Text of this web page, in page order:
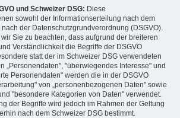
und Schweizer DSG: Diese
sowohl der Informationserteilung nach dem
der Datenschutzgrundverordnung (DSGVO).
Sie zu beachten, dass aufgrund der breiteren
Verständlichkeit die Begriffe der DSGVO
statt der im Schweizer DSG verwendeten
„Personendaten", "überwiegendes Interesse" und
Personendaten" werden die in der DSGVO
von „personenbezogenen Daten" sowie
"besondere Kategorien von Daten" verwendet.
der Begriffe wird jedoch im Rahmen der Geltung
nach dem Schweizer DSG bestimmt.